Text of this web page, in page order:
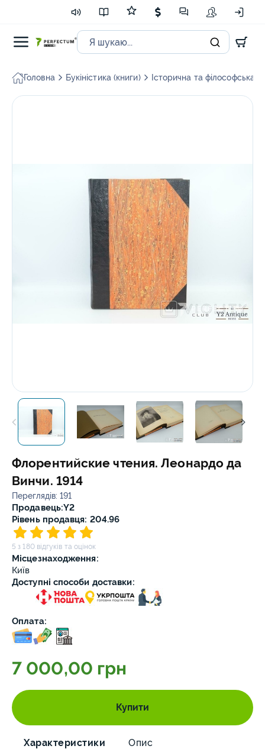
Головна Букіністика (книги) Історична та філософська
Флорентийские чтения. Леонардо да
Винчи. 1914
Переглядів: 191
Продавець:Y2
Рівень продавця: 204.96
5 з 180 відгуків та оцінок
Місцезнаходження:
Київ
Доступні способи доставки:
Оплата:
7 000,00 грн
Купити
Характеристики Опис